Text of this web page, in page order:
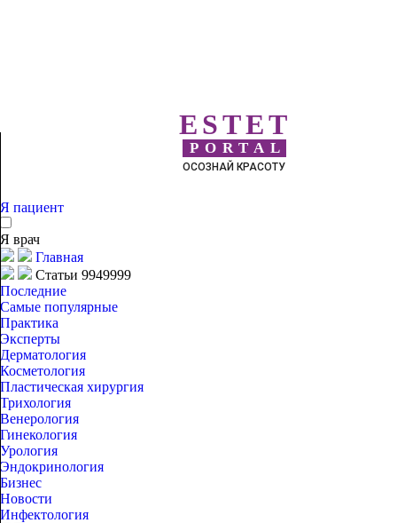
ESTET
PORTAL
ОСОЗНАЙ КРАСОТУ
Я пациент
Я врач
Главная
Статьи 9949999
Последние
Самые популярные
Практика
Эксперты
Дерматология
Косметология
Пластическая хирургия
Трихология
Венерология
Гинекология
Урология
Эндокринология
Бизнес
Новости
Инфектология